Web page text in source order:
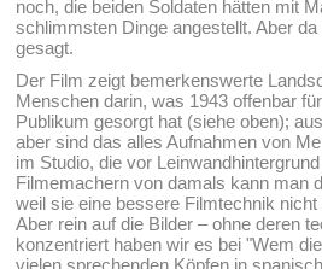
noch, die beiden Soldaten hätten mit
schlimmsten Dinge angestellt. Aber
gesagt.
Der Film zeigt bemerkenswerte
Menschen darin, was 1943 offenbar
Publikum gesorgt hat (siehe oben);
aber sind das alles Aufnahmen von
im Studio, die vor
Filmemachern von damals kann man
weil sie eine bessere Filmtechnik nicht
Aber rein auf die Bilder – ohne deren
konzentriert haben wir es bei "Wem
vielen sprechenden Köpfen in